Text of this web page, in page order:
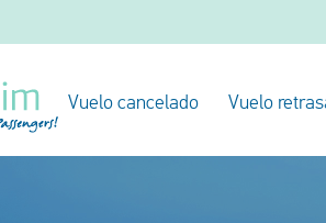
Vuelo cancelado Vuelo